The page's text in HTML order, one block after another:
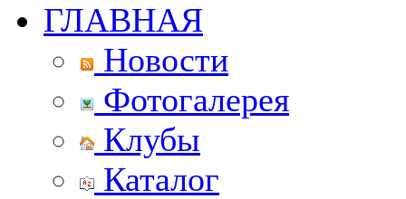
ГЛАВНАЯ
Новости
Фотогалерея
Клубы
Каталог